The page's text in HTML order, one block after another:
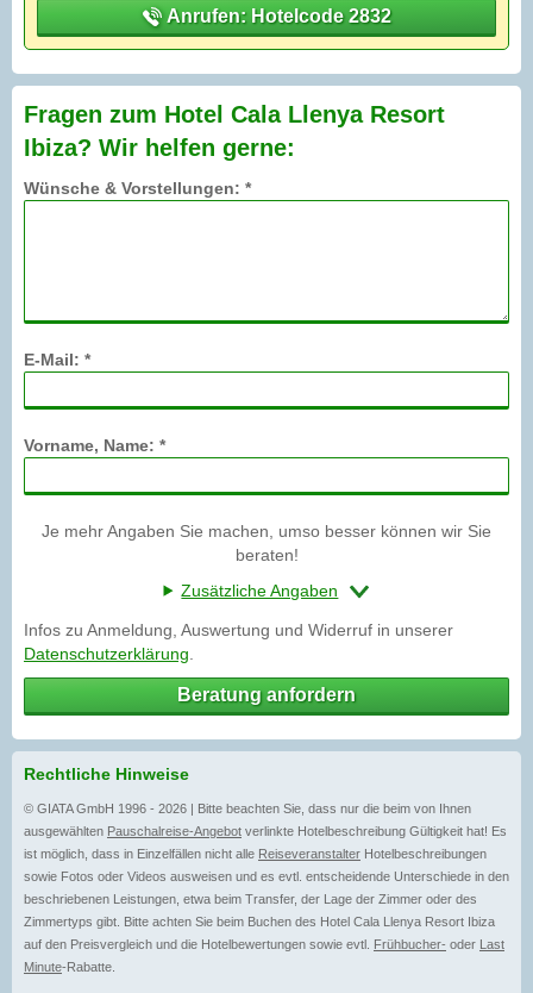
Anrufen: Hotelcode 2832
Fragen zum Hotel Cala Llenya Resort
Ibiza? Wir helfen gerne:
Wünsche & Vorstellungen: *
E-Mail: *
Vorname, Name: *
Je mehr Angaben Sie machen, umso besser können wir Sie
beraten!
Zusätzliche Angaben
Infos zu Anmeldung, Auswertung und Widerruf in unserer
Datenschutzerklärung
Beratung anfordern
Rechtliche Hinweise
© GIATA GmbH 1996 - 2026 | Bitte beachten Sie, dass nur die beim von Ihnen
ausgewählten Pauschalreise-Angebot verlinkte Hotelbeschreibung Gültigkeit hat! Es
ist möglich, dass in Einzelfällen nicht alle Reiseveranstalter Hotelbeschreibungen
sowie Fotos oder Videos ausweisen und es evtl. entscheidende Unterschiede in den
beschriebenen Leistungen, etwa beim Transfer, der Lage der Zimmer oder des
Zimmertyps gibt. Bitte achten Sie beim Buchen des Hotel Cala Llenya Resort Ibiza
auf den Preisvergleich und die Hotelbewertungen sowie evtl. Frühbucher- oder Last
Minute-Rabatte.